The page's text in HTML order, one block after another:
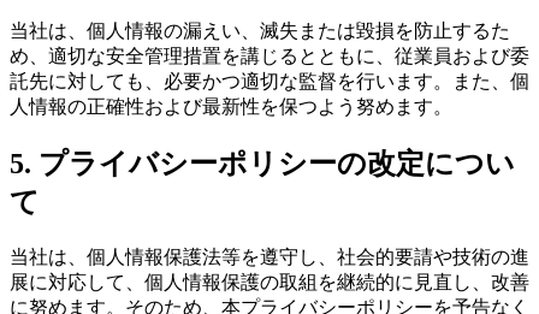
当社は、個人情報の漏えい、滅失または毀損を防止するた
め、適切な安全管理措置を講じるとともに、従業員および委
託先に対しても、必要かつ適切な監督を行います。また、個
人情報の正確性および最新性を保つよう努めます。
5. プライバシーポリシーの改定につい
て
当社は、個人情報保護法等を遵守し、社会的要請や技術の進
展に対応して、個人情報保護の取組を継続的に見直し、改善
に努めます。そのため、本プライバシーポリシーを予告なく